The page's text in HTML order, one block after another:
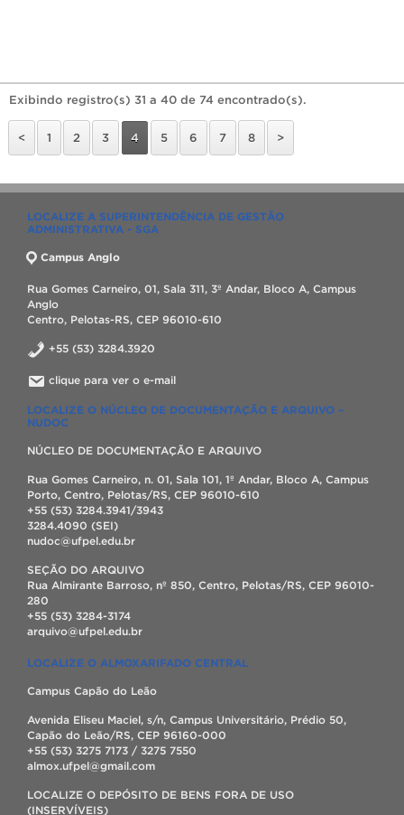
Exibindo registro(s) 31 a 40 de 74 encontrado(s).
< 1 2 3 4 5 6 7 8 >
LOCALIZE A SUPERINTENDÊNCIA DE GESTÃO
ADMINISTRATIVA - SGA
Campus Anglo
Rua Gomes Carneiro, 01, Sala 311, 3º Andar, Bloco A, Campus
Anglo
Centro, Pelotas-RS, CEP 96010-610
+55 (53) 3284.3920
clique para ver o e-mail
LOCALIZE O NÚCLEO DE DOCUMENTAÇÃO E ARQUIVO –
NUDOC
NÚCLEO DE DOCUMENTAÇÃO E ARQUIVO
Rua Gomes Carneiro, n. 01, Sala 101, 1º Andar, Bloco A, Campus
Porto, Centro, Pelotas/RS, CEP 96010-610
+55 (53) 3284.3941/3943
3284.4090 (SEI)
nudoc@ufpel.edu.br
SEÇÃO DO ARQUIVO
Rua Almirante Barroso, nº 850, Centro, Pelotas/RS, CEP 96010-
280
+55 (53) 3284-3174
arquivo@ufpel.edu.br
LOCALIZE O ALMOXARIFADO CENTRAL
Campus Capão do Leão
Avenida Eliseu Maciel, s/n, Campus Universitário, Prédio 50,
Capão do Leão/RS, CEP 96160-000
+55 (53) 3275 7173 / 3275 7550
almox.ufpel@gmail.com
LOCALIZE O DEPÓSITO DE BENS FORA DE USO
(INSERVÍVEIS)